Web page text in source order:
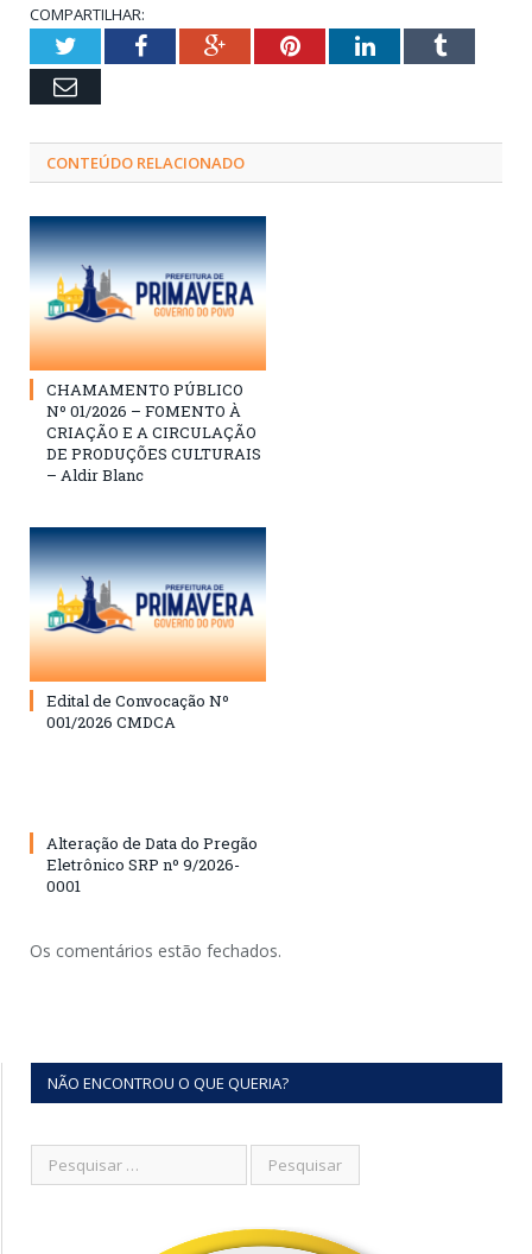
COMPARTILHAR:
TwitterFacebookGoogle+PinterestLinkedInTumblr
Email
CONTEÚDO RELACIONADO
CHAMAMENTO PÚBLICO
Nº 01/2026 – FOMENTO À
CRIAÇÃO E A CIRCULAÇÃO
DE PRODUÇÕES CULTURAIS
– Aldir Blanc
Edital de Convocação Nº
001/2026 CMDCA
Alteração de Data do Pregão
Eletrônico SRP nº 9/2026-
0001
Os comentários estão fechados.
NÃO ENCONTROU O QUE QUERIA?